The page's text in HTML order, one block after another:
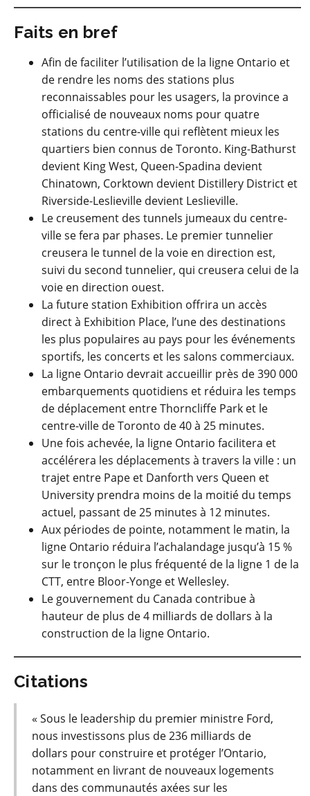
Faits en bref
Afin de faciliter l’utilisation de la ligne Ontario et
de rendre les noms des stations plus
reconnaissables pour les usagers, la province a
officialisé de nouveaux noms pour quatre
stations du centre-ville qui reflètent mieux les
quartiers bien connus de Toronto. King-Bathurst
devient King West, Queen-Spadina devient
Chinatown, Corktown devient Distillery District et
Riverside-Leslieville devient Leslieville.
Le creusement des tunnels jumeaux du centre-
ville se fera par phases. Le premier tunnelier
creusera le tunnel de la voie en direction est,
suivi du second tunnelier, qui creusera celui de la
voie en direction ouest.
La future station Exhibition offrira un accès
direct à Exhibition Place, l’une des destinations
les plus populaires au pays pour les événements
sportifs, les concerts et les salons commerciaux.
La ligne Ontario devrait accueillir près de 390 000
embarquements quotidiens et réduira les temps
de déplacement entre Thorncliffe Park et le
centre-ville de Toronto de 40 à 25 minutes.
Une fois achevée, la ligne Ontario facilitera et
accélérera les déplacements à travers la ville : un
trajet entre Pape et Danforth vers Queen et
University prendra moins de la moitié du temps
actuel, passant de 25 minutes à 12 minutes.
Aux périodes de pointe, notamment le matin, la
ligne Ontario réduira l’achalandage jusqu’à 15 %
sur le tronçon le plus fréquenté de la ligne 1 de la
CTT, entre Bloor-Yonge et Wellesley.
Le gouvernement du Canada contribue à
hauteur de plus de 4 milliards de dollars à la
construction de la ligne Ontario.
Citations
« Sous le leadership du premier ministre Ford,
nous investissons plus de 236 milliards de
dollars pour construire et protéger l’Ontario,
notamment en livrant de nouveaux logements
dans des communautés axées sur les